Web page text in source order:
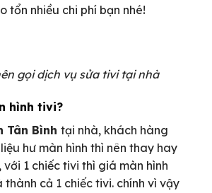
tổn nhiều chi phí bạn nhé!
gọi dịch vụ sửa tivi tại nhà
hình tivi?
Tân Bình tại nhà, khách hàng
hư màn hình thì nên thay hay
với 1 chiếc tivi thì giá màn hình
thành cả 1 chiếc tivi. chính vì vậy